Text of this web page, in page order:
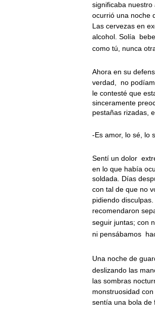
significaba nuestro
ocurrió una noche
Las cervezas en
alcohol. Solía
como tú, nunca
Ahora en su
verdad,
no
le contesté que
sinceramente
pestañas rizadas,
-Es amor, lo sé, lo
Sentí un dolor
en lo que había
soldada. Días
con tal de que no
pidiendo
recomendaron
seguir juntas; con
ni pensábamos
Una noche de
deslizando las
las sombras
monstruosidad
sentía una bola de